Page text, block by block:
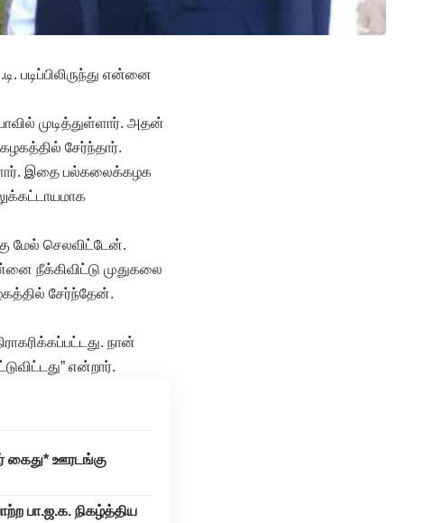
படிப்பிலிருந்து என்னை
முடித்துள்ளார். அதன்
சேர்ந்தார்.
இதை பல்கலைக்கழக
மேல் செலவிட்டேன்.
நீக்கிவிட்டு முதுகலை
சேர்ந்தேன்.
நான்
என்றார்.
கைது* ஊரடங்கு
பா.ஜ.க. நிகழ்த்திய